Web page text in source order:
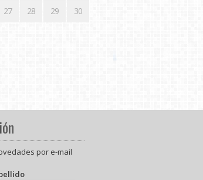
27 28 29 30
por e-mail